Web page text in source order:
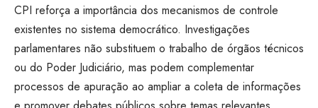
CPI reforça a importância dos mecanismos de controle
existentes no sistema democrático. Investigações
parlamentares não substituem o trabalho de órgãos técnicos
ou do Poder Judiciário, mas podem complementar
processos de apuração ao ampliar a coleta de informações